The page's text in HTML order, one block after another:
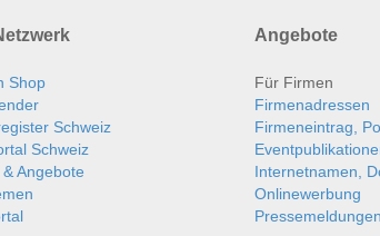
Shop
Schweiz
Schweiz
Angebote
Angebote
Für Firmen
Firmenadressen
Firmeneintrag,
Internetnamen,
Onlinewerbung
Pressemeldungen